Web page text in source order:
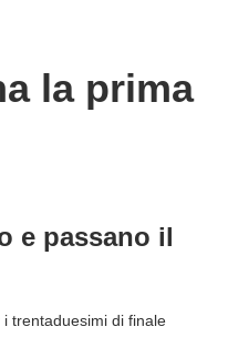
la prima
e passano il
i trentaduesimi di finale